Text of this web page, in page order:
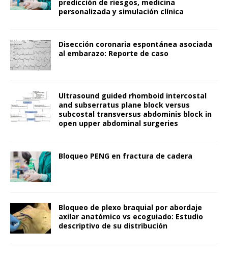
predicción de riesgos, medicina
personalizada y simulación clínica
Disección coronaria espontánea asociada
al embarazo: Reporte de caso
Ultrasound guided rhomboid intercostal
and subserratus plane block versus
subcostal transversus abdominis block in
open upper abdominal surgeries
Bloqueo PENG en fractura de cadera
Bloqueo de plexo braquial por abordaje
axilar anatómico vs ecoguiado: Estudio
descriptivo de su distribución